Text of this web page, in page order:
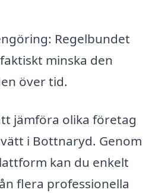
Regelbundet
minska den
över tid.
jämföra olika företag
i Bottnaryd. Genom
kan du enkelt
flera professionella